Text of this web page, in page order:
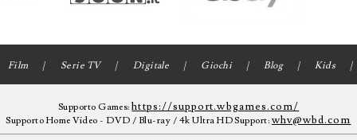
Film Serie TV Digitale Giochi Blog Kids
Supporto Games:https://support.wbgames.com/
Supporto Home Video - DVD / Blu-ray / 4k Ultra HD Support:whv@wbd.com